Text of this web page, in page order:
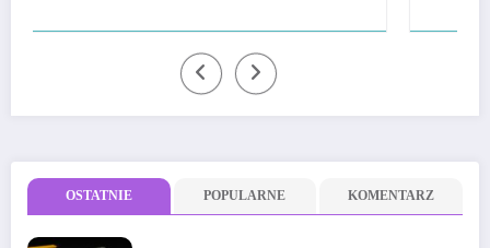
OSTATNIE POPULARNE KOMENTARZ